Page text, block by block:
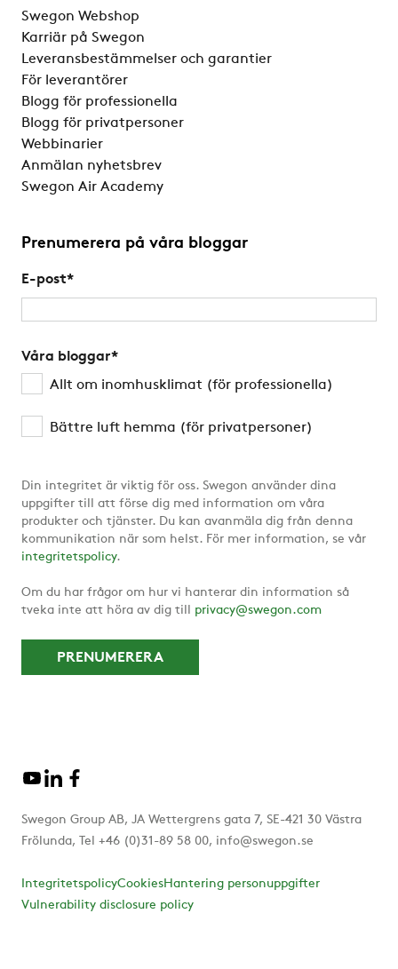
Swegon Webshop
Karriär på Swegon
Leveransbestämmelser och garantier
För leverantörer
Blogg för professionella
Blogg för privatpersoner
Webbinarier
Anmälan nyhetsbrev
Swegon Air Academy
Prenumerera på våra bloggar
E-post*
Våra bloggar*
Allt om inomhusklimat (för professionella)
Bättre luft hemma (för privatpersoner)
Din integritet är viktig för oss. Swegon använder dina
uppgifter till att förse dig med information om våra
produkter och tjänster. Du kan avanmäla dig från denna
kommunikation när som helst. För mer information, se vår
integritetspolicy.
Om du har frågor om hur vi hanterar din information så
tveka inte att höra av dig till privacy@swegon.com
Swegon Group AB, JA Wettergrens gata 7, SE-421 30 Västra
Frölunda, Tel +46 (0)31-89 58 00, info@swegon.se
IntegritetspolicyCookiesHantering personuppgifter
Vulnerability disclosure policy